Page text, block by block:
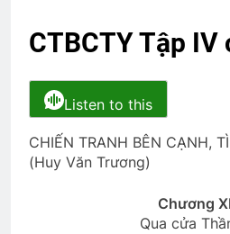
3 Years Ago
3 Years Ago
CTBCTY Tập
Listen to this
CHIẾN TRANH BÊN CẠNH,
(Huy Văn Trương)
Chương
Qua cửa